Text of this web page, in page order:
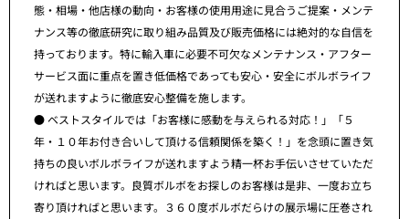
態・相場・他店様の動向・お客様の使用用途に見合うご提案・メンテ
ナンス等の徹底研究に取り組み品質及び販売価格には絶対的な自信を
持っております。特に輸入車に必要不可欠なメンテナンス・アフター
サービス面に重点を置き低価格であっても安心・安全にボルボライフ
が送れますように徹底安心整備を施します。
● ベストスタイルでは「お客様に感動を与えられる対応！」「５
年・１０年お付き合いして頂ける信頼関係を築く！」を念頭に置き気
持ちの良いボルボライフが送れますよう精一杯お手伝いさせていただ
ければと思います。良質ボルボをお探しのお客様は是非、一度お立ち
寄り頂ければと思います。３６０度ボルボだらけの展示場に圧巻され